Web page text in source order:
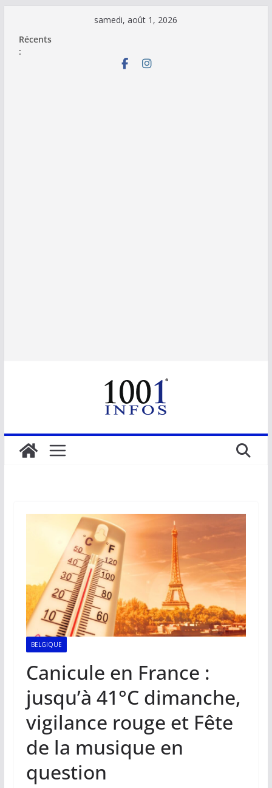
contenu
samedi, août 1, 2026
Récents
:
BELGIQUE
Canicule en France :
jusqu’à 41°C dimanche,
vigilance rouge et Fête
de la musique en
question